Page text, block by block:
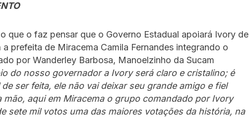
que o faz pensar que o Governo Estadual apoiará Ivory de
a prefeita de Miracema Camila Fernandes integrando o
por Wanderley Barbosa, Manoelzinho da Sucam
do nosso governador a Ivory será claro e cristalino; é
ser feita, ele não vai deixar seu grande amigo e fiel
mão, aqui em Miracema o grupo comandado por Ivory
sete mil votos uma das maiores votações da história, na